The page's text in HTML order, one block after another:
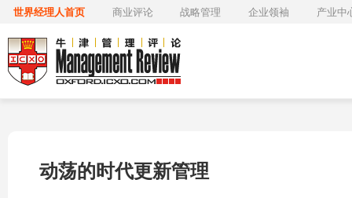
世界经理人首页 商业评论 战略管理 企业领袖 产业中
动荡的时代更新管理